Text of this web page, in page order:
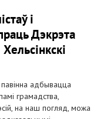
і
Дэкрэта
адбывацца
грамадства,
на наш погляд, можа